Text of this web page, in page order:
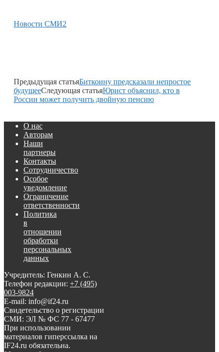
Новости СМИ2
Предыдущая статьяБиткоину предсказали непростое
будущееСледующая статьяЮрист объяснил, кто в
России может получить двойную пенсию
О нас
Авторам
Наши
партнеры
Контакты
Сотрудничество
Особое
уведомление
Ограничение
ответственности
Политика
в
отношении
обработки
персональных
данных
Учредитель: Генкин А. С.
Телефон редакции: +7 (495)
003-9824
E-mail: info@if24.ru
Свидетельство о регистрации
СМИ: ЭЛ № ФС 77 - 67477
При использовании
материалов гиперссылка на
IF24.ru обязательна.